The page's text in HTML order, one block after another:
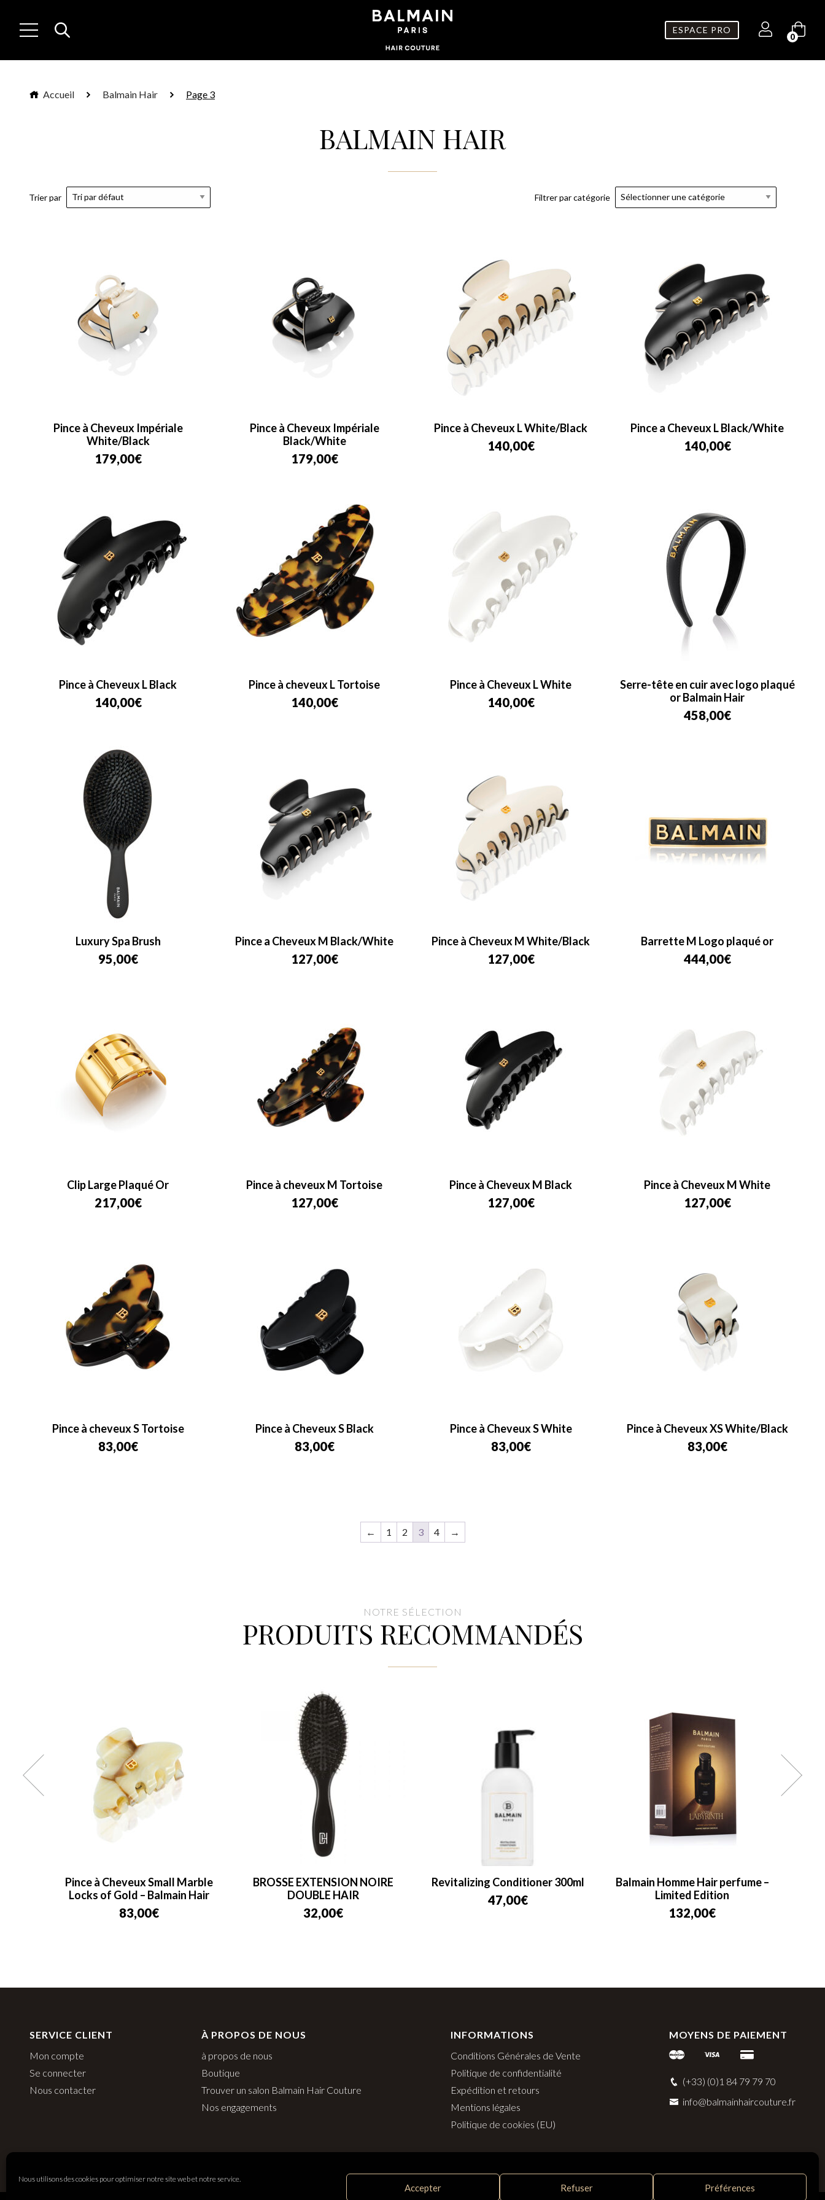
Nous utilisons des cookies pour optimiser notre site web et notre service.
Accepter Refuser Préférences
ESPACE PRO
0
Accueil Balmain Hair Page 3
BALMAIN HAIR
Trier par Filtrer par catégorie
Pince à Cheveux Impériale
White/Black
179,00€
Pince à Cheveux Impériale
Black/White
179,00€
Pince à Cheveux L White/Black
140,00€
Pince a Cheveux L Black/White
140,00€
Pince à Cheveux L Black
140,00€
Pince à cheveux L Tortoise
140,00€
Pince à Cheveux L White
140,00€
Serre-tête en cuir avec logo plaqué
or Balmain Hair
458,00€
Luxury Spa Brush
95,00€
Pince a Cheveux M Black/White
127,00€
Pince à Cheveux M White/Black
127,00€
Barrette M Logo plaqué or
444,00€
Clip Large Plaqué Or
217,00€
Pince à cheveux M Tortoise
127,00€
Pince à Cheveux M Black
127,00€
Pince à Cheveux M White
127,00€
Pince à cheveux S Tortoise
83,00€
Pince à Cheveux S Black
83,00€
Pince à Cheveux S White
83,00€
Pince à Cheveux XS White/Black
83,00€
← 1 2 3 4 →
NOTRE SÉLECTION
PRODUITS RECOMMANDÉS
Pince à Cheveux Small Marble
Locks of Gold – Balmain Hair
83,00€
BROSSE EXTENSION NOIRE
DOUBLE HAIR
32,00€
Revitalizing Conditioner 300ml
47,00€
Balmain Homme Hair perfume –
Limited Edition
132,00€
SERVICE CLIENT
Mon compte
Se connecter
Nous contacter
À PROPOS DE NOUS
à propos de nous
Boutique
Trouver un salon Balmain Hair Couture
Nos engagements
INFORMATIONS
Conditions Générales de Vente
Politique de confidentialité
Expédition et retours
Mentions légales
Politique de cookies (EU)
MOYENS DE PAIEMENT
(+33) (0)1 84 79 79 70
info@balmainhaircouture.fr